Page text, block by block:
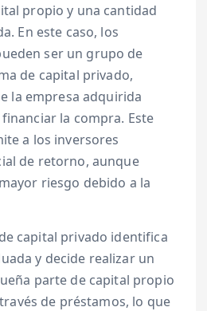
propio y una cantidad
En este caso, los
ser un grupo de
de capital privado,
la empresa adquirida
la compra. Este
a los inversores
de retorno, aunque
riesgo debido a la
capital privado identifica
y decide realizar un
parte de capital propio
de préstamos, lo que